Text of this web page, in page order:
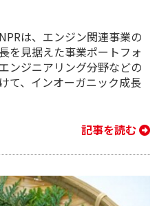
は、エンジン関連事業の
を見据えた事業ポートフォ
ンジニアリング分野などの
て、インオーガニック成長
記事を読む